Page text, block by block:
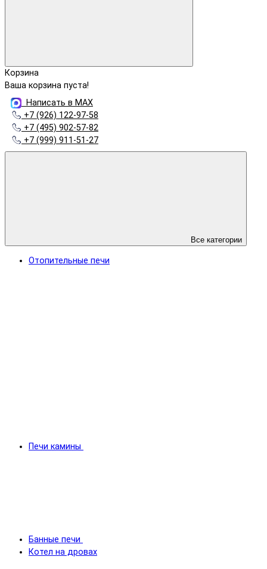
Корзина
Ваша корзина пуста!
Написать в MAX
+7 (926) 122-97-58
+7 (495) 902-57-82
+7 (999) 911-51-27
Все категории
Отопительные печи
Печи камины
Банные печи
Котел на дровах